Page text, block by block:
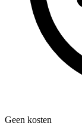
Geen kosten